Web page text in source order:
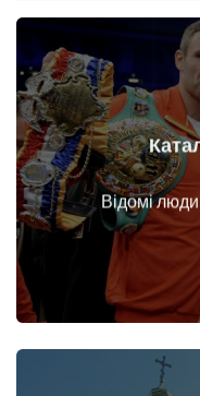
Відомі люди
Особи до